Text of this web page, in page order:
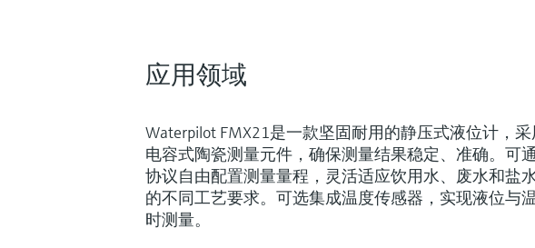
应用领域
Waterpilot FMX21是一款坚固耐用的静压式液位计，
电容式陶瓷测量元件，确保测量结果稳定、准确。可
协议自由配置测量量程，灵活适应饮用水、废水和盐
的不同工艺要求。可选集成温度传感器，实现液位与
时测量。
F Fundamental选型 (1)
完美胜任基本测量任务